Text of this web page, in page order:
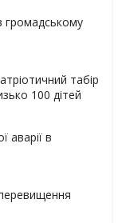
громадському
табір
100 дітей
аварії в